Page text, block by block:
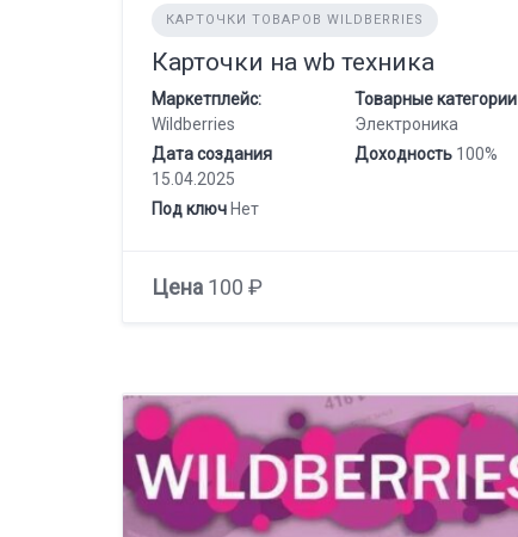
КАРТОЧКИ ТОВАРОВ WILDBERRIES
Карточки на wb техника
Маркетплейс:
Wildberries
Товарные категории
Электроника
Дата создания
15.04.2025
Доходность 100%
Под ключ Нет
Цена 100 ₽